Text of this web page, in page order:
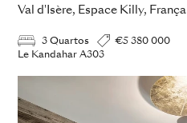
Val d'Isère, Espace Killy, França
3 Quartos
€5 380 000
Le Kandahar A303